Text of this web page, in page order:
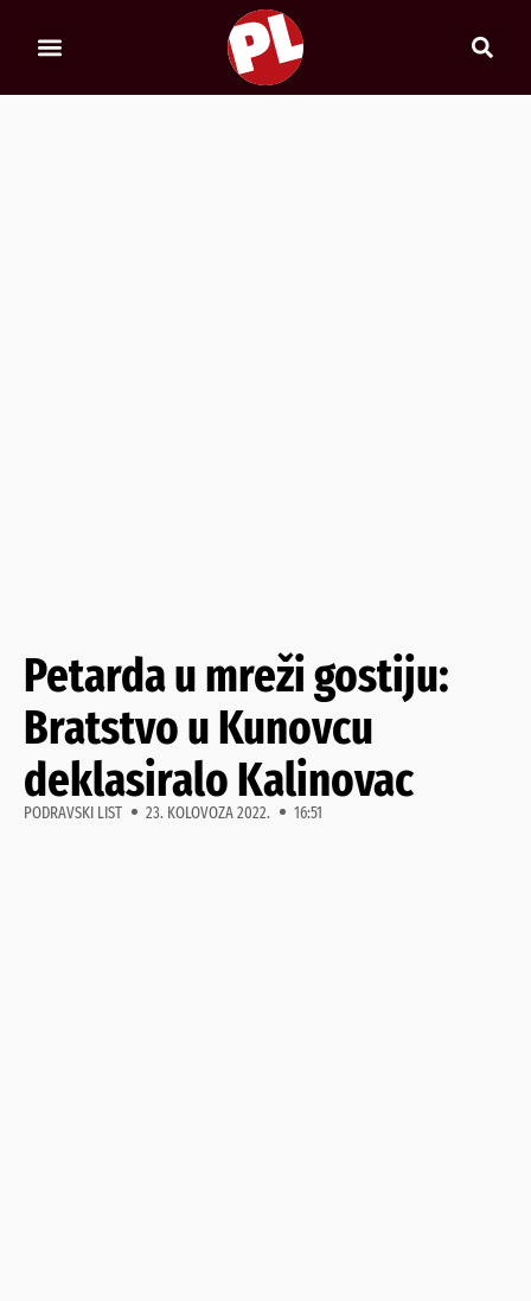
Petarda u mreži gostiju:
Bratstvo u Kunovcu
deklasiralo Kalinovac
PODRAVSKI LIST 23. KOLOVOZA 2022. 16:51